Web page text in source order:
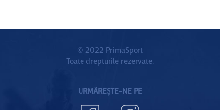
© 2022 PrimaSport
Toate drepturile rezervate.
URMĂREȘTE-NE PE